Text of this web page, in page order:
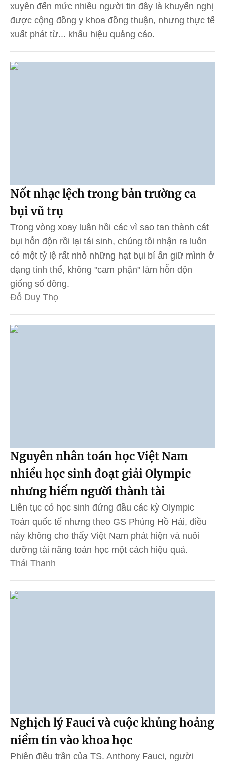
xuyên đến mức nhiều người tin đây là khuyến nghị
được cộng đồng y khoa đồng thuận, nhưng thực tế
xuất phát từ... khẩu hiệu quảng cáo.
Nốt nhạc lệch trong bản trường ca
bụi vũ trụ
Trong vòng xoay luân hồi các vì sao tan thành cát
bụi hỗn độn rồi lại tái sinh, chúng tôi nhận ra luôn
có một tỷ lệ rất nhỏ những hạt bụi bí ẩn giữ mình ở
dạng tinh thể, không "cam phận" làm hỗn độn
giống số đông.
Đỗ Duy Thọ
Nguyên nhân toán học Việt Nam
nhiều học sinh đoạt giải Olympic
nhưng hiếm người thành tài
Liên tục có học sinh đứng đầu các kỳ Olympic
Toán quốc tế nhưng theo GS Phùng Hồ Hải, điều
này không cho thấy Việt Nam phát hiện và nuôi
dưỡng tài năng toán học một cách hiệu quả.
Thái Thanh
Nghịch lý Fauci và cuộc khủng hoảng
niềm tin vào khoa học
Phiên điều trần của TS. Anthony Fauci, người